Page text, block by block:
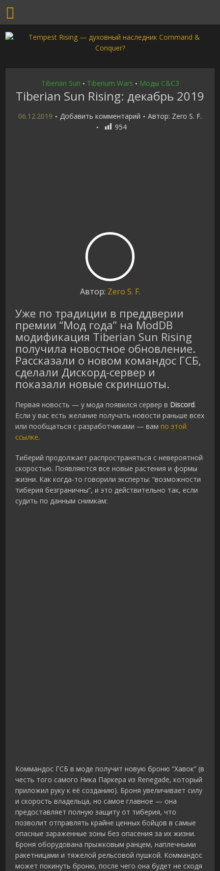
Tiberian Sun • Tiberium Wars • Моды C&C3
Tiberian Sun Rising: декабрь 2019
06.12.2019 Добавить комментарий Автор: Zero S. F.
954
Автор: Zero S. F.
Уже по традиции в преддверии
премии “Мод года” на ModDB
модификация Tiberian Sun Rising
получила новостное обновление.
Рассказали о новом командос ГСБ,
сделали Дискорд-сервер и
показали новые скриншоты.
Первая новость — у мода появился сервер в Discord.
Если у вас есть желание получать новости раньше всех
или пообщаться с разработчиками — вампо этой
ссылке.
Тиберий продолжает распространяться с невероятной
скоростью. Появляются все новые растения и формы
жизни. Как когда-то говорили эксперты: “возможности
тиберия безграничны”, и это действительно так, если
судить по данным снимкам:
Коммандос ГСБ в моде получит новую броню “Хавок” (в
честь того самого Ника Паркера из Renegade, который
приложил руку к её созданию). Броня увеличивает силу
и скорость владельца, но самое главное — она
предоставляет полную защиту от тиберия, что
позволит отправлять крайне ценных бойцов в самые
опасные зараженные зоны без опасения за их жизни.
Броня оборудована прыжковым ранцем, наплечными
ракетницами и тяжёлой рельсовой пушкой. Коммандос
может покинуть броню, после чего она будет не сходя